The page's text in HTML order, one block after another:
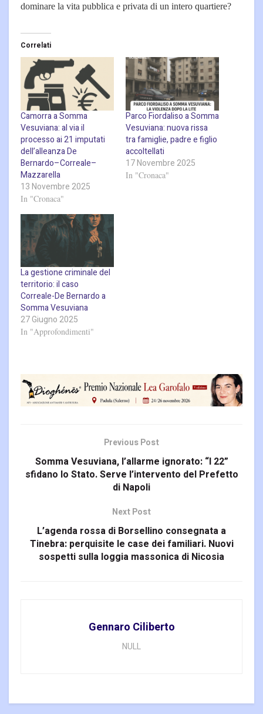
dominare la vita pubblica e privata di un intero quartiere?
Correlati
Camorra a Somma
Vesuviana: al via il
processo ai 21 imputati
dell’alleanza De
Bernardo–Correale–
Mazzarella
13 Novembre 2025
In "Cronaca"
Parco Fiordaliso a Somma
Vesuviana: nuova rissa
tra famiglie, padre e figlio
accoltellati
17 Novembre 2025
In "Cronaca"
La gestione criminale del
territorio: il caso
Correale-De Bernardo a
Somma Vesuviana
27 Giugno 2025
In "Approfondimenti"
Previous Post
Somma Vesuviana, l’allarme ignorato: “I 22”
sfidano lo Stato. Serve l’intervento del Prefetto
di Napoli
Next Post
L’agenda rossa di Borsellino consegnata a
Tinebra: perquisite le case dei familiari. Nuovi
sospetti sulla loggia massonica di Nicosia
Gennaro Ciliberto
NULL